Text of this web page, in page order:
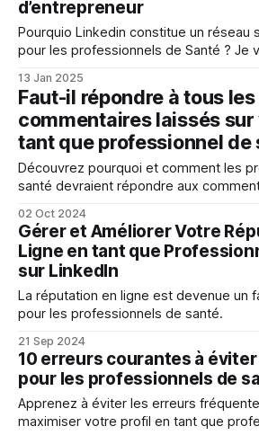
d’entrepreneur
Pourquio Linkedin constitue un réseau
pour les professionnels de Santé ? Je
sur ce réseau social.
13 Jan 2025
Faut-il répondre à tous les
commentaires laissés sur
tant que professionnel de
Découvrez pourquoi et comment les
santé devraient répondre aux
légales.
02 Oct 2024
Gérer et Améliorer Votre
Ligne en tant que
sur LinkedIn
La réputation en ligne est devenue un
pour les professionnels de santé.
21 Sep 2024
10 erreurs courantes à
pour les professionnels de
Apprenez à éviter les erreurs
maximiser votre profil en tant que